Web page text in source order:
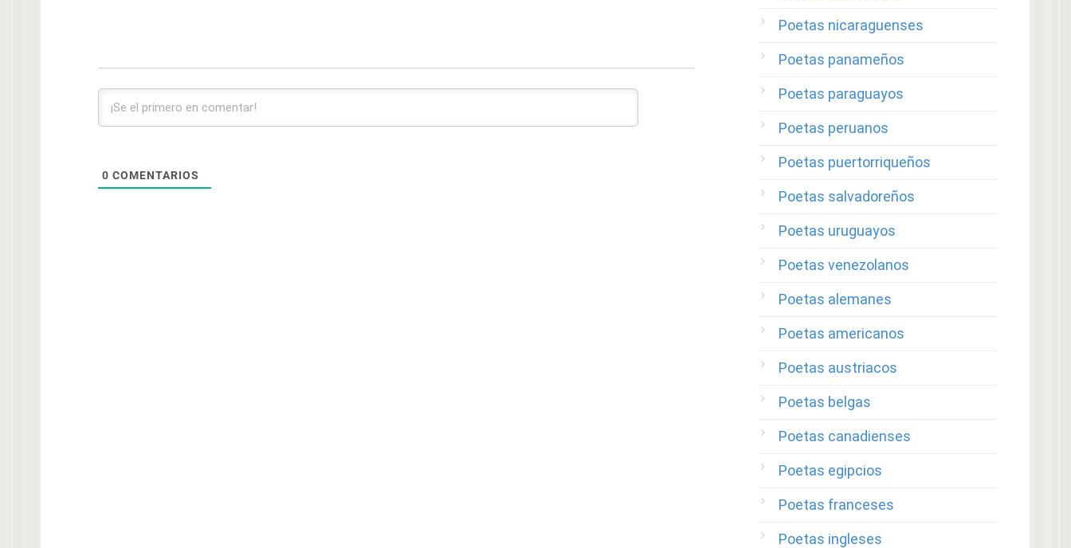
0 COMENTARIOS
Poetas nicaraguenses
Poetas panameños
Poetas paraguayos
Poetas peruanos
Poetas puertorriqueños
Poetas salvadoreños
Poetas uruguayos
Poetas venezolanos
Poetas alemanes
Poetas americanos
Poetas austriacos
Poetas belgas
Poetas canadienses
Poetas egipcios
Poetas franceses
Poetas ingleses